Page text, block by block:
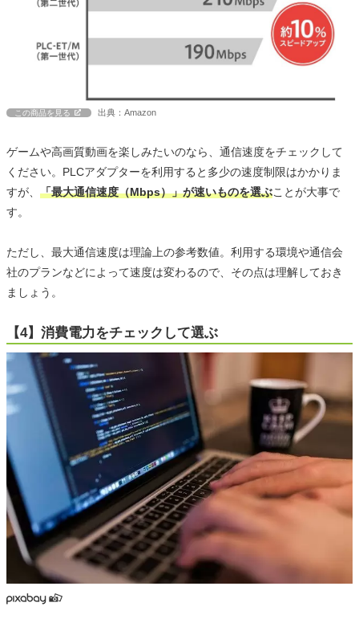
この商品を見る 出典：Amazon
ゲームや高画質動画を楽しみたいのなら、通信速度をチェックして
ください。PLCアダプターを利用すると多少の速度制限はかかりま
すが、 「最大通信速度（Mbps）」が速いものを選ぶことが大事で
す。
ただし、最大通信速度は理論上の参考数値。利用する環境や通信会
社のプランなどによって速度は変わるので、その点は理解しておき
ましょう。
【4】消費電力をチェックして選ぶ